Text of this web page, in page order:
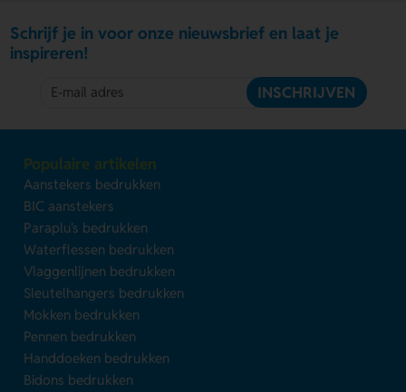
Schrijf je in voor onze nieuwsbrief en laat je
inspireren!
INSCHRIJVEN
Populaire artikelen
Aanstekers bedrukken
BIC aanstekers
Paraplu's bedrukken
Waterflessen bedrukken
Vlaggenlijnen bedrukken
Sleutelhangers bedrukken
Mokken bedrukken
Pennen bedrukken
Handdoeken bedrukken
Bidons bedrukken